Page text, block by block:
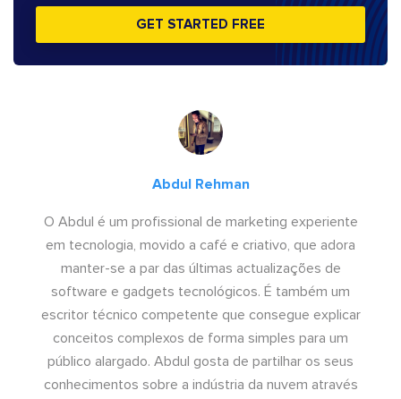
GET STARTED FREE
Abdul Rehman
O Abdul é um profissional de marketing experiente
em tecnologia, movido a café e criativo, que adora
manter-se a par das últimas actualizações de
software e gadgets tecnológicos. É também um
escritor técnico competente que consegue explicar
conceitos complexos de forma simples para um
público alargado. Abdul gosta de partilhar os seus
conhecimentos sobre a indústria da nuvem através